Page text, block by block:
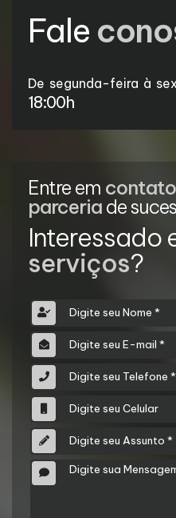
Fale
De segunda-feira à
18:00h
Entre em contato
parceria de
Interessado
serviços?